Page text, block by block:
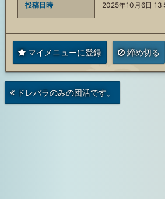
投稿日時 2025年10月6日
マイメニューに登録 締め切る
次
の
投
ドレバラのみの団活です。